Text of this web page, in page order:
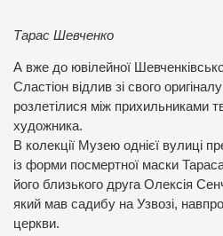
Тарас Шевченко
А вже до ювілейної
Сластіон відлив зі свого
розлетілися між прихильниками
художника.
В колекції Музею однієї вулиці
із форми посмертної маски
його близького друга Олексія
який мав садибу на Узвозі,
церкви.